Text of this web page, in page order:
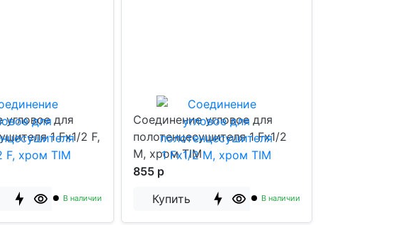
угловое для
1 Fx1/2 F,
В наличии
Соединение угловое для
полотенцесушителя 1 Fx1/2
M, хром TIM
855 р
Купить
В наличии